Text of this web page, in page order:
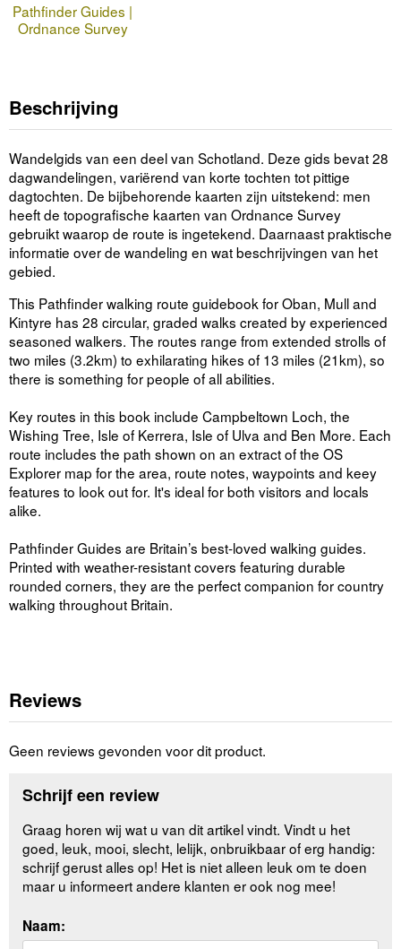
Pathfinder Guides |
Ordnance Survey
Beschrijving
Wandelgids van een deel van Schotland. Deze gids bevat 28
dagwandelingen, variërend van korte tochten tot pittige
dagtochten. De bijbehorende kaarten zijn uitstekend: men
heeft de topografische kaarten van Ordnance Survey
gebruikt waarop de route is ingetekend. Daarnaast praktische
informatie over de wandeling en wat beschrijvingen van het
gebied.
This Pathfinder walking route guidebook for Oban, Mull and
Kintyre has 28 circular, graded walks created by experienced
seasoned walkers. The routes range from extended strolls of
two miles (3.2km) to exhilarating hikes of 13 miles (21km), so
there is something for people of all abilities.
Key routes in this book include Campbeltown Loch, the
Wishing Tree, Isle of Kerrera, Isle of Ulva and Ben More. Each
route includes the path shown on an extract of the OS
Explorer map for the area, route notes, waypoints and keey
features to look out for. It's ideal for both visitors and locals
alike.
Pathfinder Guides are Britain’s best-loved walking guides.
Printed with weather-resistant covers featuring durable
rounded corners, they are the perfect companion for country
walking throughout Britain.
Reviews
Geen reviews gevonden voor dit product.
Schrijf een review
Graag horen wij wat u van dit artikel vindt. Vindt u het
goed, leuk, mooi, slecht, lelijk, onbruikbaar of erg handig:
schrijf gerust alles op! Het is niet alleen leuk om te doen
maar u informeert andere klanten er ook nog mee!
Naam: